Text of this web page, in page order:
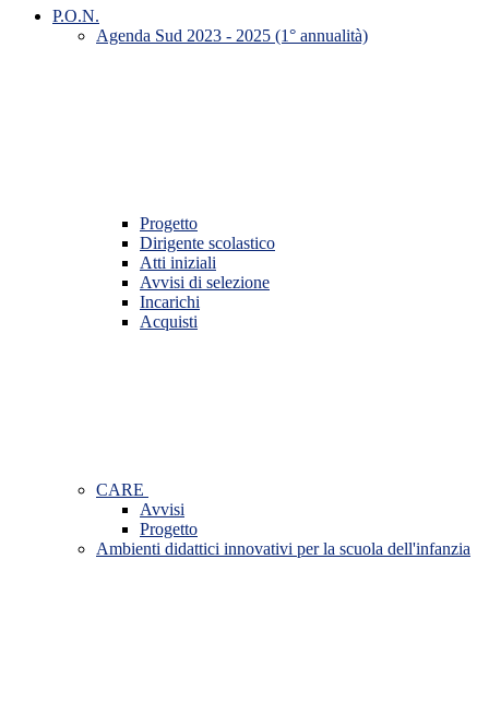
P.O.N.
Agenda Sud 2023 - 2025 (1° annualità)
Progetto
Dirigente scolastico
Atti iniziali
Avvisi di selezione
Incarichi
Acquisti
CARE
Avvisi
Progetto
Ambienti didattici innovativi per la scuola dell'infanzia